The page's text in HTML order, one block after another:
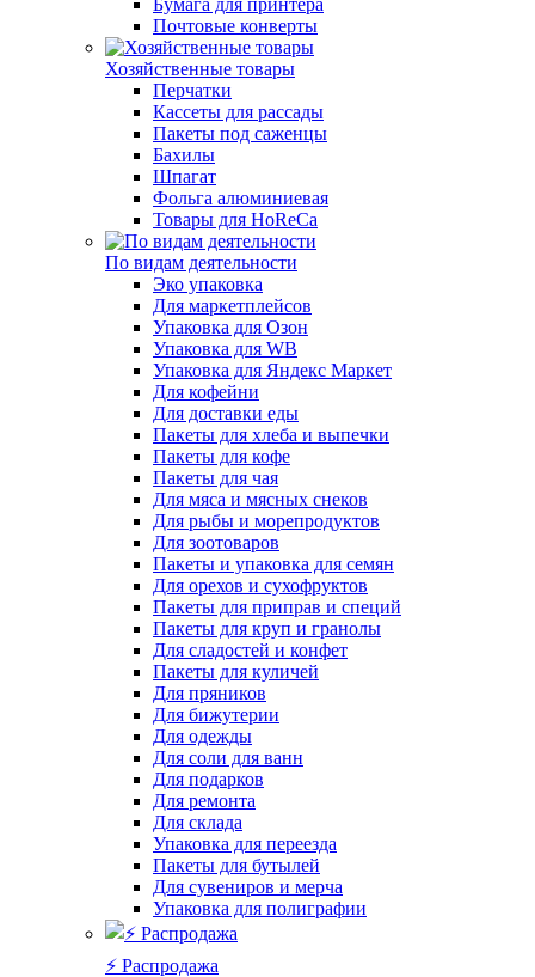
Бумага для принтера
Почтовые конверты
Хозяйственные товары
Перчатки
Кассеты для рассады
Пакеты под саженцы
Бахилы
Шпагат
Фольга алюминиевая
Товары для HoReCa
По видам деятельности
Эко упаковка
Для маркетплейсов
Упаковка для Озон
Упаковка для WB
Упаковка для Яндекс Маркет
Для кофейни
Для доставки еды
Пакеты для хлеба и выпечки
Пакеты для кофе
Пакеты для чая
Для мяса и мясных снеков
Для рыбы и морепродуктов
Для зоотоваров
Пакеты и упаковка для семян
Для орехов и сухофруктов
Пакеты для приправ и специй
Пакеты для круп и гранолы
Для сладостей и конфет
Пакеты для куличей
Для пряников
Для бижутерии
Для одежды
Для соли для ванн
Для подарков
Для ремонта
Для склада
Упаковка для переезда
Пакеты для бутылей
Для сувениров и мерча
Упаковка для полиграфии
⚡️ Распродажа